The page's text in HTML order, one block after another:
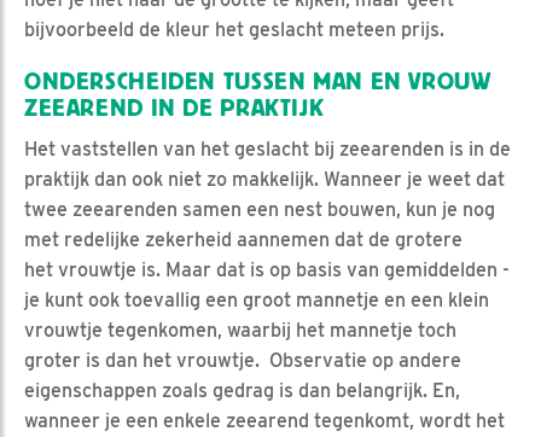
bijvoorbeeld de kleur het geslacht meteen prijs.
ONDERSCHEIDEN TUSSEN MAN EN VROUW
ZEEAREND IN DE PRAKTIJK
Het vaststellen van het geslacht bij zeearenden is in de
praktijk dan ook niet zo makkelijk. Wanneer je weet dat
twee zeearenden samen een nest bouwen, kun je nog
met redelijke zekerheid aannemen dat de grotere
het vrouwtje is. Maar dat is op basis van gemiddelden -
je kunt ook toevallig een groot mannetje en een klein
vrouwtje tegenkomen, waarbij het mannetje toch
groter is dan het vrouwtje. Observatie op andere
eigenschappen zoals gedrag is dan belangrijk. En,
wanneer je een enkele zeearend tegenkomt, wordt het